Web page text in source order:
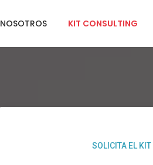
NOSOTROS KIT CONSULTING
SOLICITA EL